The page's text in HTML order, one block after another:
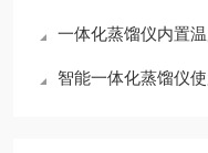
一体化蒸馏仪内置
智能一体化蒸馏仪使用说